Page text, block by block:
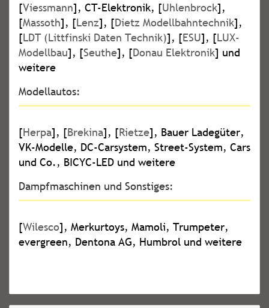
[Viessmann], CT-Elektronik, [Uhlenbrock],
[Massoth], [Lenz], [Dietz Modellbahntechnik],
[LDT (Littfinski Daten Technik)], [ESU], [LUX-
Modellbau], [Seuthe], [Donau Elektronik] und
weitere
Modellautos:
[Herpa], [Brekina], [Rietze], Bauer Ladegüter,
VK-Modelle, DC-Carsystem, Street-System, Cars
und Co., BICYC-LED und weitere
Dampfmaschinen und Sonstiges:
[Wilesco], Merkurtoys, Mamoli, Trumpeter,
evergreen, Dentona AG, Humbrol und weitere